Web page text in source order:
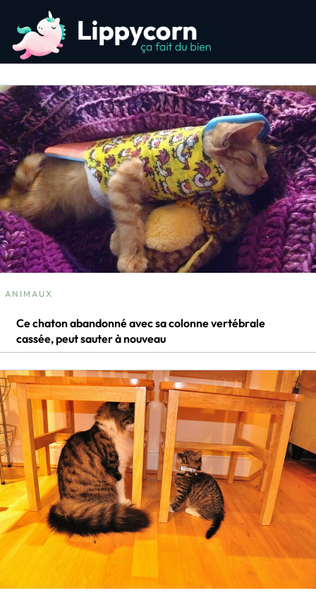
ANIMAUX
Ce chaton abandonné avec sa colonne vertébrale
cassée, peut sauter à nouveau